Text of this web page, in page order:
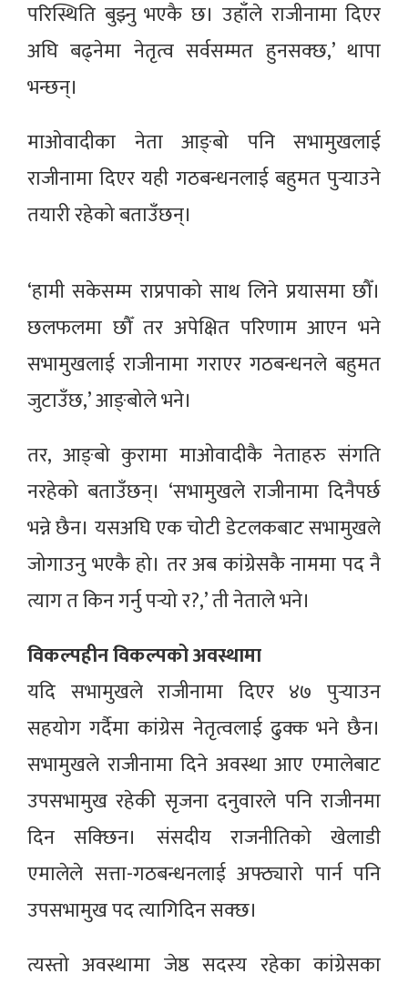
परिस्थिति बुझ्नु भएकै छ। उहाँले राजीनामा दिएर
अघि बढ्नेमा नेतृत्व सर्वसम्मत हुनसक्छ,’ थापा
भन्छन्।
माओवादीका नेता आङ्बो पनि सभामुखलाई
राजीनामा दिएर यही गठबन्धनलाई बहुमत पुर्‍याउने
तयारी रहेको बताउँछन्।
‘हामी सकेसम्म राप्रपाको साथ लिने प्रयासमा छौँ।
छलफलमा छौँ तर अपेक्षित परिणाम आएन भने
सभामुखलाई राजीनामा गराएर गठबन्धनले बहुमत
जुटाउँछ,’ आङ्बोले भने।
तर, आङ्बो कुरामा माओवादीकै नेताहरु संगति
नरहेको बताउँछन्। ‘सभामुखले राजीनामा दिनैपर्छ
भन्ने छैन। यसअघि एक चोटी डेटलकबाट सभामुखले
जोगाउनु भएकै हो। तर अब कांग्रेसकै नाममा पद नै
त्याग त किन गर्नु पर्‍यो र?,’ ती नेताले भने।
विकल्पहीन विकल्पको अवस्थामा
यदि सभामुखले राजीनामा दिएर ४७ पुर्‍याउन
सहयोग गर्दैमा कांग्रेस नेतृत्वलाई ढुक्क भने छैन।
सभामुखले राजीनामा दिने अवस्था आए एमालेबाट
उपसभामुख रहेकी सृजना दनुवारले पनि राजीनमा
दिन सक्छिन। संसदीय राजनीतिको खेलाडी
एमालेले सत्ता-गठबन्धनलाई अफ्ठ्यारो पार्न पनि
उपसभामुख पद त्यागिदिन सक्छ।
त्यस्तो अवस्थामा जेष्ठ सदस्य रहेका कांग्रेसका